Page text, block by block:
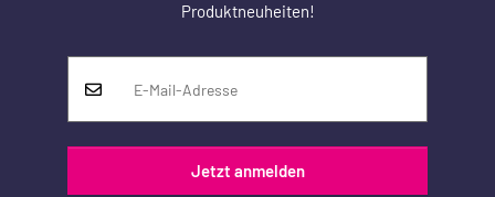
Produktneuheiten!
Jetzt anmelden